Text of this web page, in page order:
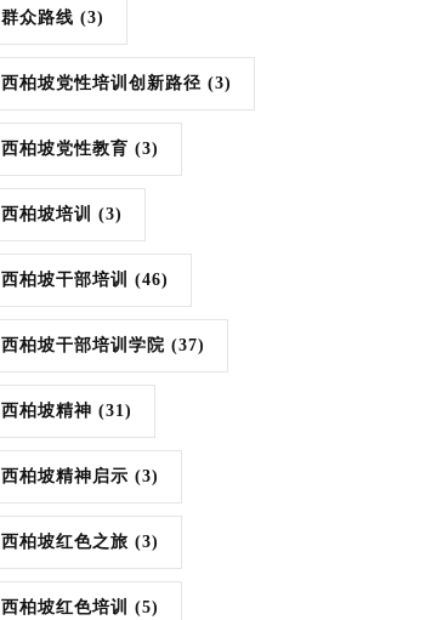
群众路线 (3)
西柏坡党性培训创新路径 (3)
西柏坡党性教育 (3)
西柏坡培训 (3)
西柏坡干部培训 (46)
西柏坡干部培训学院 (37)
西柏坡精神 (31)
西柏坡精神启示 (3)
西柏坡红色之旅 (3)
西柏坡红色培训 (5)